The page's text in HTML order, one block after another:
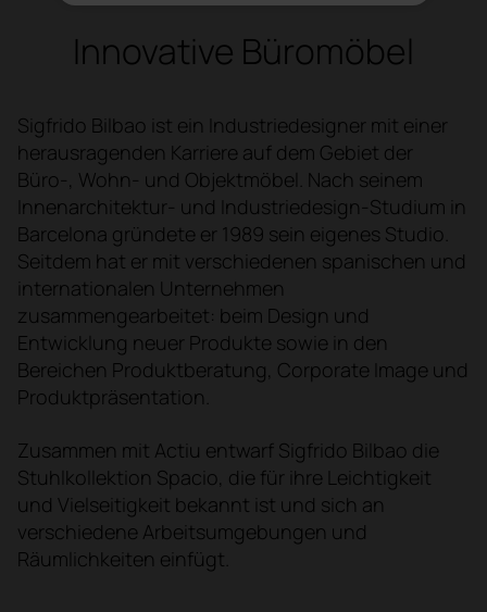
Innovative Büromöbel
Sigfrido Bilbao ist ein Industriedesigner mit einer
herausragenden Karriere auf dem Gebiet der
Büro-, Wohn- und Objektmöbel. Nach seinem
Innenarchitektur- und Industriedesign-Studium in
Barcelona gründete er 1989 sein eigenes Studio.
Seitdem hat er mit verschiedenen spanischen und
internationalen Unternehmen
zusammengearbeitet: beim Design und
Entwicklung neuer Produkte sowie in den
Bereichen Produktberatung, Corporate Image und
Produktpräsentation.
Zusammen mit Actiu entwarf Sigfrido Bilbao die
Stuhlkollektion Spacio, die für ihre Leichtigkeit
und Vielseitigkeit bekannt ist und sich an
verschiedene Arbeitsumgebungen und
Räumlichkeiten einfügt.